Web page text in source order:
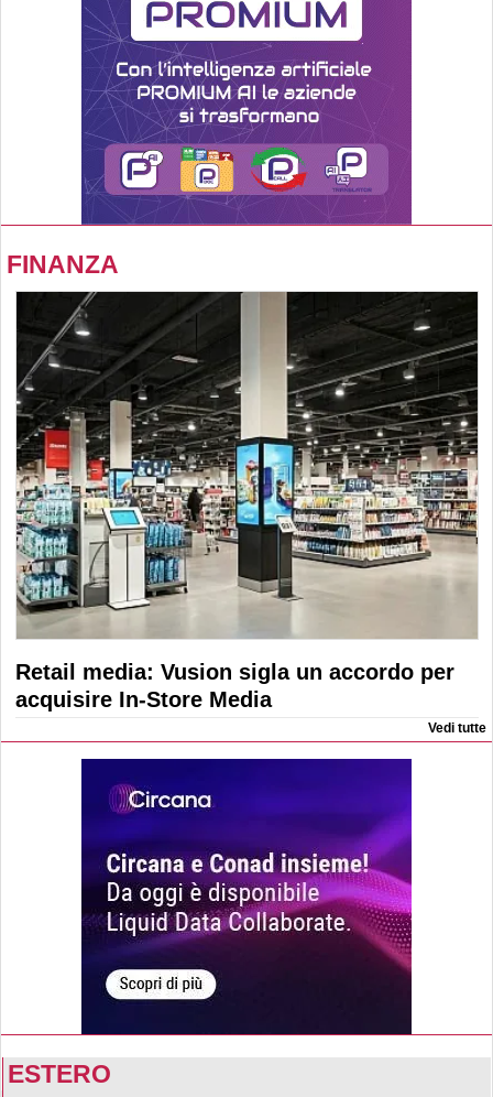
FINANZA
Retail media: Vusion sigla un accordo per
acquisire In-Store Media
Vedi tutte
ESTERO